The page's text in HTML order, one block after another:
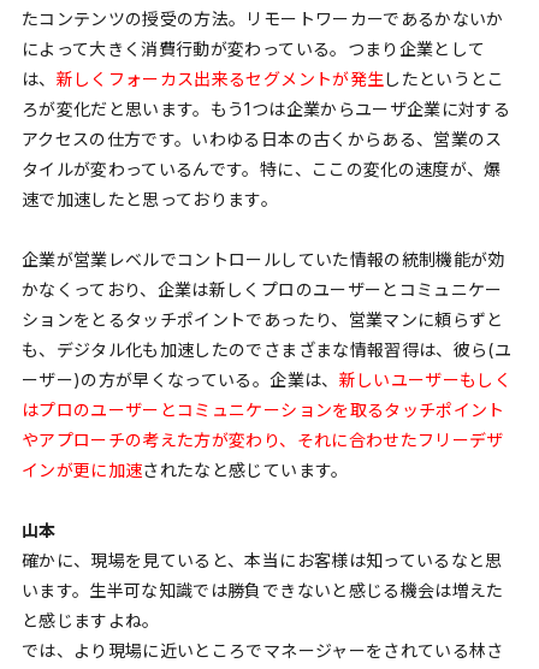
たコンテンツの授受の方法。リモートワーカーであるかないか
によって大きく消費行動が変わっている。つまり企業として
は、 新しくフォーカス出来るセグメントが発生 したというとこ
ろが変化だと思います。もう1つは企業からユーザ企業に対する
アクセスの仕方です。いわゆる日本の古くからある、営業のス
タイルが変わっているんです。特に、ここの変化の速度が、爆
速で加速したと思っております。
企業が営業レベルでコントロールしていた情報の統制機能が効
かなくっており、企業は新しくプロのユーザーとコミュニケー
ションをとるタッチポイントであったり、営業マンに頼らずと
も、デジタル化も加速したのでさまざまな情報習得は、彼ら(ユ
ーザー)の方が早くなっている。企業は、 新しいユーザーもしく
はプロのユーザーとコミュニケーションを取るタッチポイント
やアプローチの考えた方が変わり、それに合わせたフリーデザ
インが更に加速されたなと感じています。
山本
確かに、現場を見ていると、本当にお客様は知っているなと思
います。生半可な知識では勝負できないと感じる機会は増えた
と感じますよね。
では、より現場に近いところでマネージャーをされている林さ